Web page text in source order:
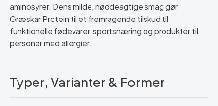
aminosyrer. Dens milde, nøddeagtige smag gør
Græskar Protein til et fremragende tilskud til
funktionelle fødevarer, sportsnæring og produkter til
personer med allergier.
Typer, Varianter & Former